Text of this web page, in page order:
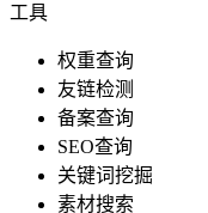
工具
权重查询
友链检测
备案查询
SEO查询
关键词挖掘
素材搜索